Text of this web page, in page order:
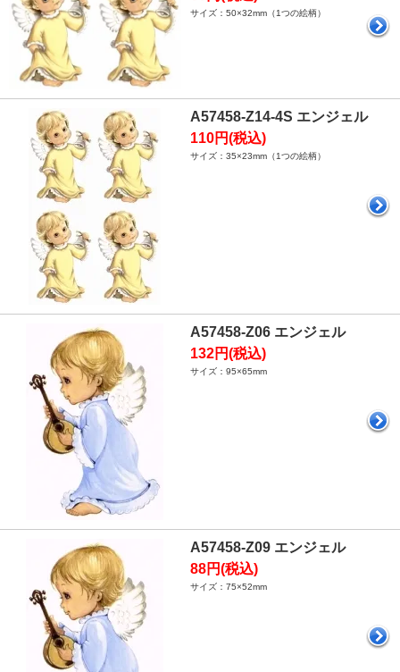
サイズ：50×32mm（1つの絵柄）
A57458-Z14-4S エンジェル
110円(税込)
サイズ：35×23mm（1つの絵柄）
A57458-Z06 エンジェル
132円(税込)
サイズ：95×65mm
A57458-Z09 エンジェル
88円(税込)
サイズ：75×52mm